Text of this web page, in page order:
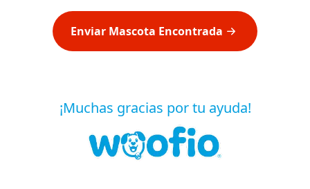
Enviar Mascota Encontrada
¡Muchas gracias por tu ayuda!